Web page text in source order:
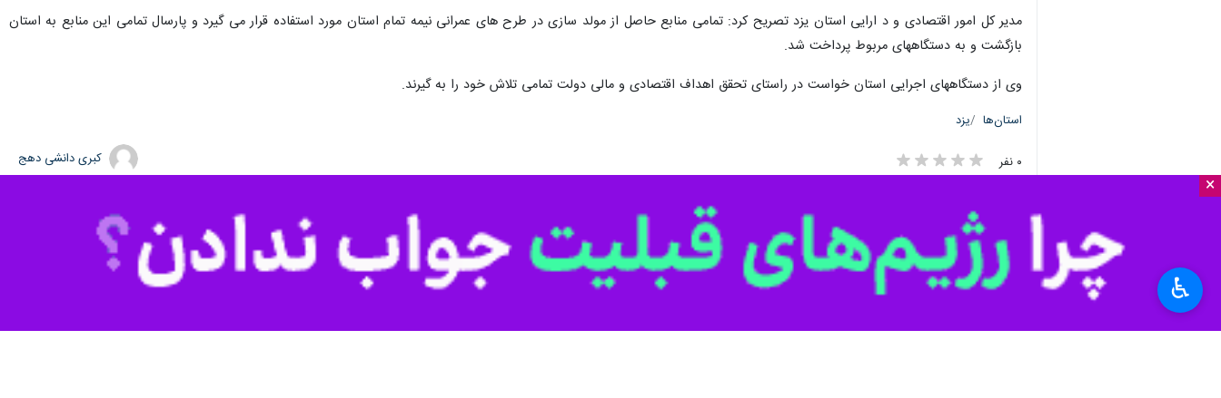
×
مدیر کل امور اقتصادی و د ارایی استان یزد تصریح کرد: تمامی منابع حاصل از مولد سازی در طرح های عمرانی نیمه تمام استان مورد استفاده قرار می گیرد و پارسال تمامی این منابع به استان
بازگشت و به دستگاههای مربوط پرداخت شد.
وی از دستگاههای اجرایی استان خواست در راستای تحقق اهداف اقتصادی و مالی دولت تمامی تلاش خود را به گیرند.
استان‌ها یزد
۰ نفر کبری دانشی دهج
وزارت امور اقتصادی و دارایی
یزد
فروش اموال مازاد دولتی♿︎